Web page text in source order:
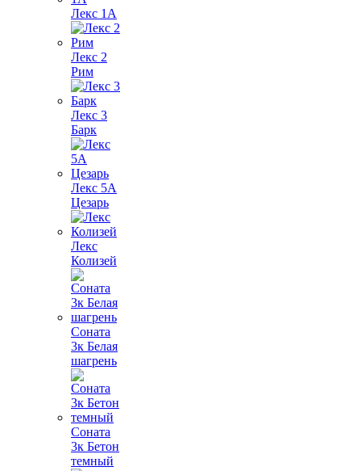
Лекс 1А
Лекс 2
Рим
Лекс 3
Барк
Лекс 5А
Цезарь
Лекс
Колизей
Соната
3к Белая
шагрень
Соната
3к Бетон
темный